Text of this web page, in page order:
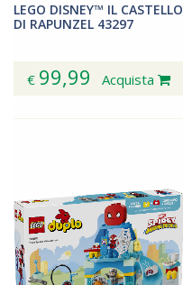
LEGO DISNEY™ IL CASTELLO
DI RAPUNZEL 43297
€ 99,99 Acquista